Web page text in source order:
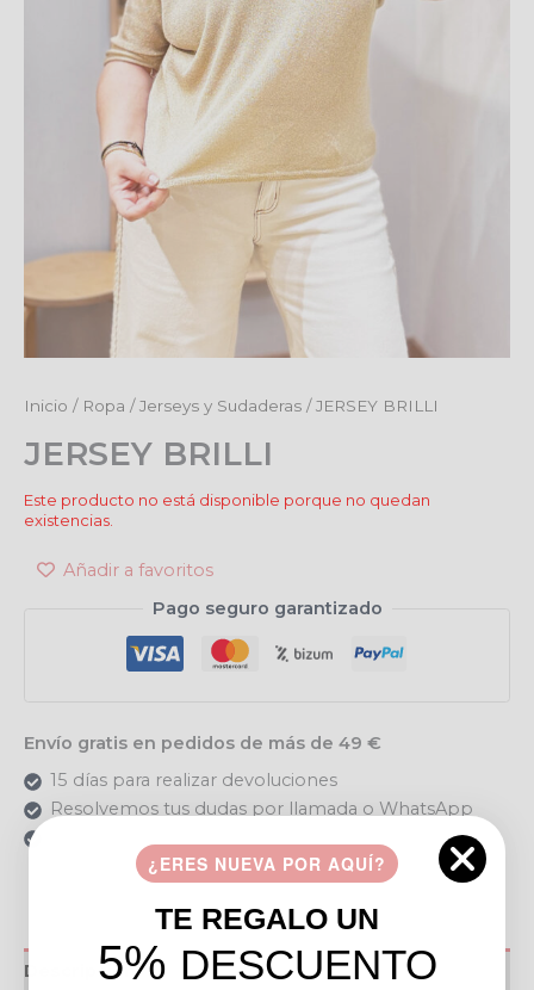
Inicio / Ropa /Jerseys y Sudaderas / JERSEY BRILLI
JERSEY BRILLI
Este producto no está disponible porque no quedan
existencias.
Añadir a favoritos
Pago seguro garantizado
Envío gratis en pedidos de más de 49 €
15 días para realizar devoluciones
Resolvemos tus dudas por llamada o WhatsApp
Descripción
¿ERES NUEVA POR AQUÍ?
TE REGALO UN
5% DESCUENTO